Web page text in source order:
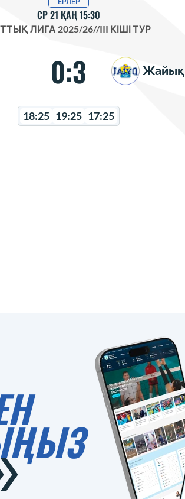
ЕРЛЕР
СР 21 ҚАҢ 15:30
ЛИГА 2025/26//III КІШІ ТУР
0:3 Жайық
18:25 19:25 17:25